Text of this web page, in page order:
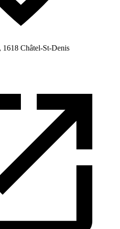
, 1618 Châtel-St-Denis